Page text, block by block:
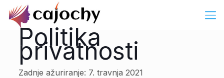
Politika
privatnosti
Zadnje ažuriranje: 7. travnja 2021